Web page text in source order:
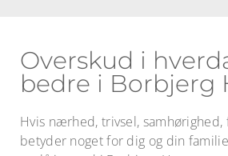
Overskud i
bedre i Borbjerg
Hvis nærhed, trivsel,
betyder noget for dig og din